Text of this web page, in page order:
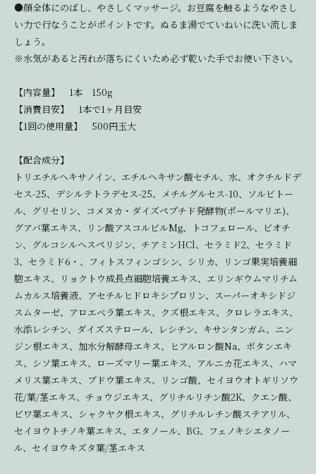
●顔全体にのばし、やさしくマッサージ。お豆腐を触るようなやさし
い力で行なうことがポイントです。ぬるま湯でていねいに洗い流しま
しょう。
※水気があると汚れが落ちにくいため必ず乾いた手でお使い下さい。
【内容量】 1本 150g
【消費目安】 1本で1ヶ月目安
【1回の使用量】 500円玉大
【配合成分】
トリエチルヘキサノイン、エチルヘキサン酸セチル、水、オクチルドデ
セス-25、デシルテトラデセス-25、メチルグルセス-10、ソルビトー
ル、グリセリン、コメヌカ・ダイズペプチド発酵物(ポールマリエ)、
グアバ葉エキス、リン酸アスコルビルMg、トコフェロール、ビオチ
ン、グルコシルヘスペリジン、チアミンHCl、セラミド2、セラミド
3、セラミド6・、フィトスフィンゴシン、シリカ、リンゴ果実培養細
胞エキス、リョクトウ成長点細胞培養エキス、エリンギウムマリチム
ムカルス培養液、アセチルヒドロキシプロリン、スーパーオキシドジ
スムターゼ、アロエベラ葉エキス、クズ根エキス、クロレラエキス、
水添レシチン、ダイズステロール、レシチン、キサンタンガム、ニン
ジン根エキス、加水分解酵母エキス、ヒアルロン酸Na、ボタンエキ
ス、シソ葉エキス、ローズマリー葉エキス、アルニカ花エキス、ハマ
メリス葉エキス、ブドウ葉エキス、リンゴ酸、セイヨウオトギリソウ
花/葉/茎エキス、チョウジエキス、グリチルリチン酸2K、クエン酸、
ビワ葉エキス、シャクヤク根エキス、グリチルレチン酸ステアリル、
セイヨウトチノキ葉エキス、エタノール、BG、フェノキシエタノー
ル、セイヨウキズタ葉/茎エキス